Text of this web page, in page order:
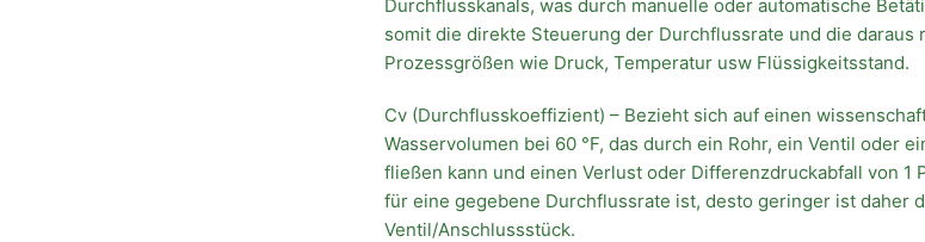
Durchflusskanals, was durch manuelle oder automatische
somit die direkte Steuerung der Durchflussrate und die daraus
Prozessgrößen wie Druck, Temperatur usw Flüssigkeitsstand.
Cv (Durchflusskoeffizient) – Bezieht sich auf einen
Wasservolumen bei 60 °F, das durch ein Rohr, ein Ventil oder
fließen kann und einen Verlust oder Differenzdruckabfall von 1
für eine gegebene Durchflussrate ist, desto geringer ist daher
Ventil/Anschlussstück.